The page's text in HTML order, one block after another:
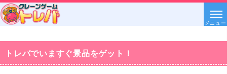
メニュー
トレバでいますぐ景品をゲット！